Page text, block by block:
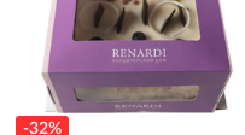
-32%